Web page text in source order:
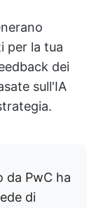
per la tua
dei
sull'IA
da PwC ha
di